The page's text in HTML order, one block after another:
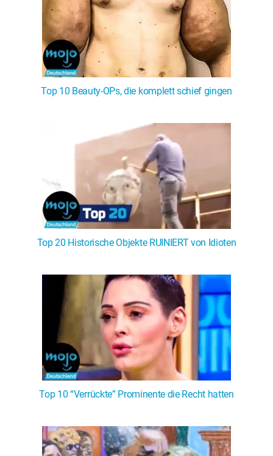
Top 10 Beauty-OPs, die komplett schief gingen
Top 20 Historische Objekte RUINIERT von Idioten
Top 10 “Verrückte” Prominente die Recht hatten